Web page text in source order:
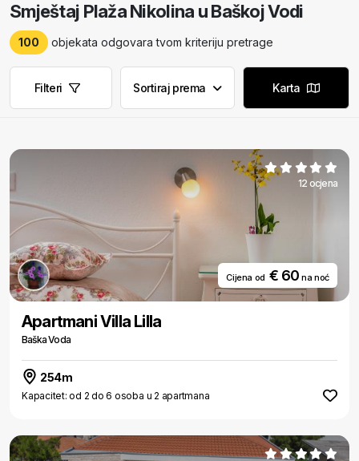
Smještaj Plaža Nikolina u Baškoj Vodi
100 objekata odgovara tvom kriteriju pretrage
Filteri Sortiraj prema Karta
12 ocjena
Cijena od € 60na noć
Apartmani Villa Lilla
Baška Voda
254m
Kapacitet: od 2 do 6 osoba u 2 apartmana